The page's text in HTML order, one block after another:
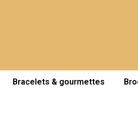
Bracelets & gourmettes